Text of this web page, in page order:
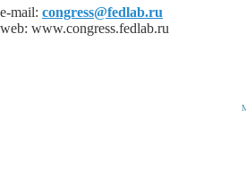
e-mail: congress@fedlab.ru
web: www.congress.fedlab.ru